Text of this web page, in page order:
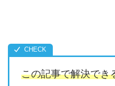
この記事で解決でき